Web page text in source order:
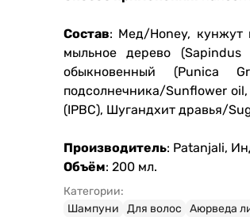
Состав: Мед/Honey, кунжут
мыльное дерево
обыкновенный (Punica
подсолнечника/Sunflower
(IPBC), Шугандхит дравья/
Производитель: Patanjali,
Объём: 200 мл.
Категории:
Шампуни
Для волос Аюрведа